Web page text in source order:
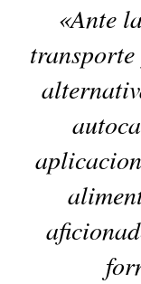
«Ante
transporte